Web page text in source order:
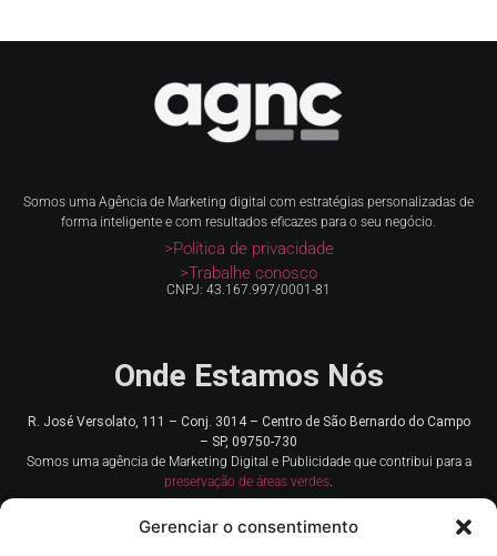
Gerenciar o consentimento
Somos uma Agência de Marketing digital com estratégias personalizadas de
forma inteligente e com resultados eficazes para o seu negócio.
>Política de privacidade
>Trabalhe conosco
CNPJ: 43.167.997/0001-81
Onde Estamos Nós
R. José Versolato, 111 – Conj. 3014 – Centro de São Bernardo do Campo
– SP, 09750-730
Somos uma agência de Marketing Digital e Publicidade que contribui para a
preservação de áreas verdes.